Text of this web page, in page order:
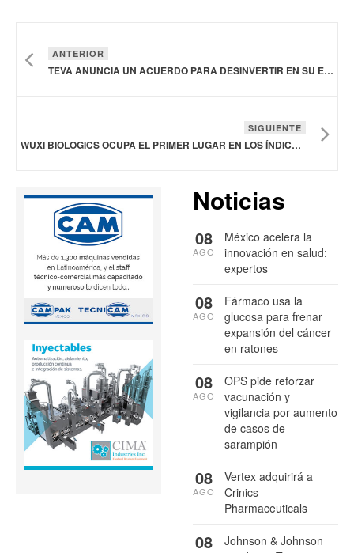
ANTERIOR
TEVA ANUNCIA UN ACUERDO PARA DESINVERTIR EN SU EMPRESA EN JAPÓN
SIGUIENTE
WUXI BIOLOGICS OCUPA EL PRIMER LUGAR EN LOS ÍNDICES DE SOSTENIBILIDAD DOW JONES DE POR SEGUNDO AÑO CONSECUTIVO
Noticias
México acelera la
innovación en salud:
expertos
08
AGO
Fármaco usa la
glucosa para frenar
expansión del cáncer
en ratones
08
AGO
OPS pide reforzar
vacunación y
vigilancia por aumento
de casos de
sarampión
08
AGO
Vertex adquirirá a
Crinics
Pharmaceuticals
08
AGO
Johnson & Johnson
08